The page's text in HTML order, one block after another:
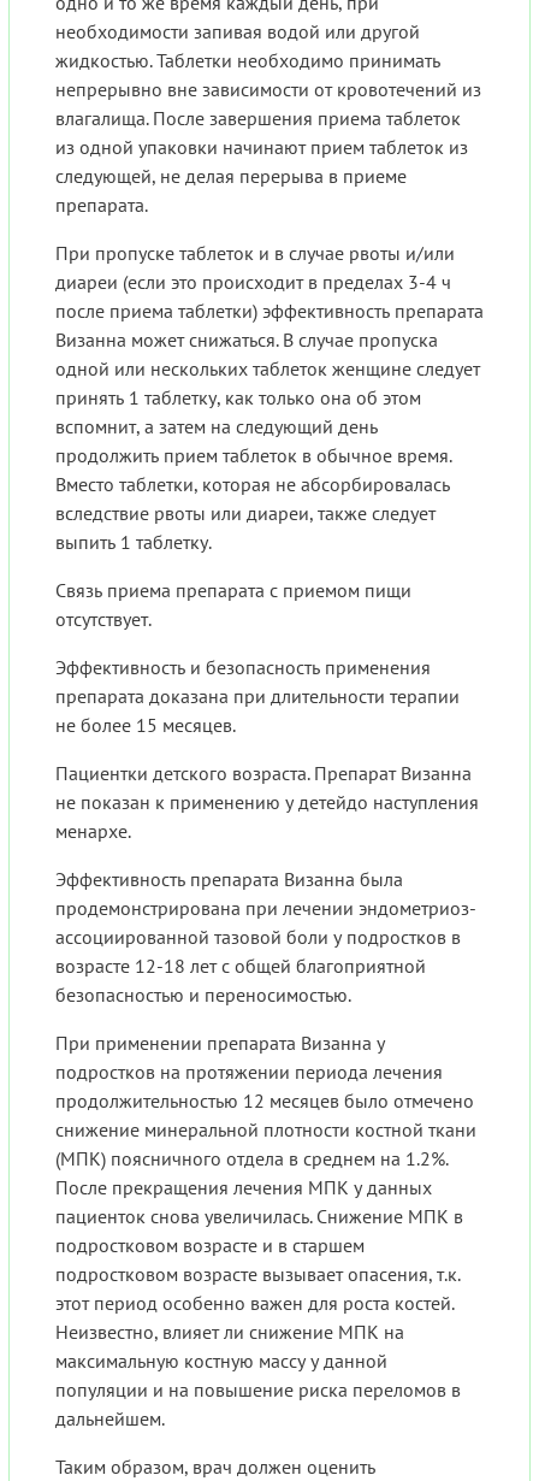
необходимости запивая водой или другой
жидкостью. Таблетки необходимо принимать
непрерывно вне зависимости от кровотечений из
влагалища. После завершения приема таблеток
из одной упаковки начинают прием таблеток из
следующей, не делая перерыва в приеме
препарата.
При пропуске таблеток и в случае рвоты и/или
диареи (если это происходит в пределах 3-4 ч
после приема таблетки) эффективность препарата
Визанна может снижаться. В случае пропуска
одной или нескольких таблеток женщине следует
принять 1 таблетку, как только она об этом
вспомнит, а затем на следующий день
продолжить прием таблеток в обычное время.
Вместо таблетки, которая не абсорбировалась
вследствие рвоты или диареи, также следует
выпить 1 таблетку.
Связь приема препарата с приемом пищи
отсутствует.
Эффективность и безопасность применения
препарата доказана при длительности терапии
не более 15 месяцев.
Пациентки детского возраста. Препарат Визанна
не показан к применению у детейдо наступления
менархе.
Эффективность препарата Визанна была
продемонстрирована при лечении эндометриоз-
ассоциированной тазовой боли у подростков в
возрасте 12-18 лет с общей благоприятной
безопасностью и переносимостью.
При применении препарата Визанна у
подростков на протяжении периода лечения
продолжительностью 12 месяцев было отмечено
снижение минеральной плотности костной ткани
(МПК) поясничного отдела в среднем на 1.2%.
После прекращения лечения МПК у данных
пациенток снова увеличилась. Снижение МПК в
подростковом возрасте и в старшем
подростковом возрасте вызывает опасения, т.к.
этот период особенно важен для роста костей.
Неизвестно, влияет ли снижение МПК на
максимальную костную массу у данной
популяции и на повышение риска переломов в
дальнейшем.
Таким образом, врач должен оценить